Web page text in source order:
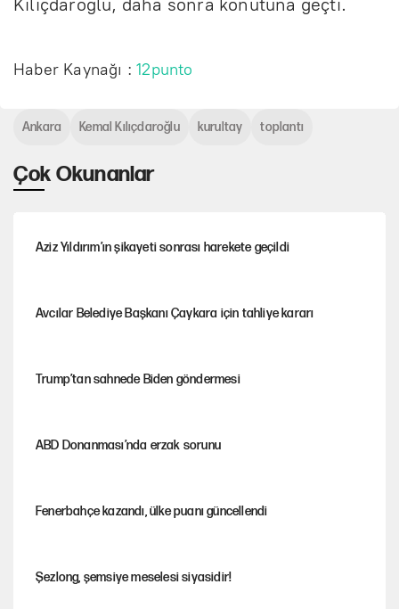
Haber Kaynağı :12punto
Çok Okunanlar
Aziz Yıldırım’ın şikayeti sonrası harekete geçildi
Avcılar Belediye Başkanı Çaykara için tahliye kararı
Trump’tan sahnede Biden göndermesi
ABD Donanması’nda erzak sorunu
Fenerbahçe kazandı, ülke puanı güncellendi
Şezlong, şemsiye meselesi siyasidir!
Ankara Kemal Kılıçdaroğlu kurultay toplantı